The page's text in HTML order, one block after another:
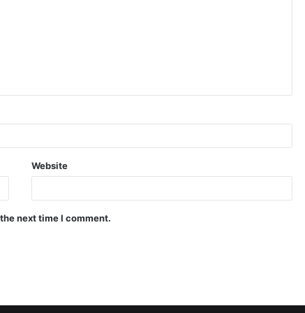
Website
next time I comment.